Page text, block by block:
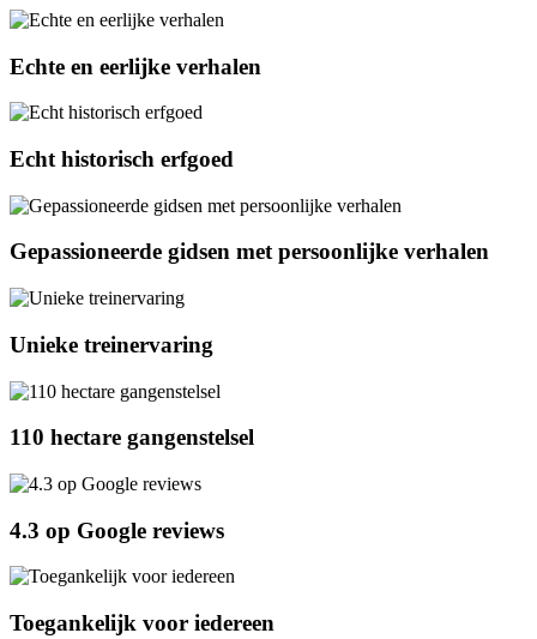
Echte en eerlijke verhalen
Echt historisch erfgoed
Gepassioneerde gidsen met persoonlijke verhalen
Unieke treinervaring
110 hectare gangenstelsel
4.3 op Google reviews
Toegankelijk voor iedereen